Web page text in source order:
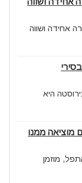
אחידה ושווה
היא
מוציאה ממנו
מוזמן